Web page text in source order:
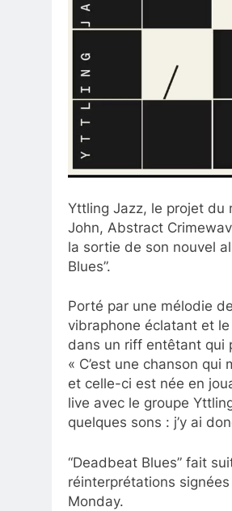
Yttling Jazz, le projet du
John, Abstract
la sortie de son nouvel
Blues”.
Porté par une mélodie
vibraphone éclatant et le
dans un riff entêtant qui
« C’est une chanson qui
et celle-ci est née en
live avec le groupe
quelques sons : j’y ai
“Deadbeat Blues” fait
réinterprétations
Monday.